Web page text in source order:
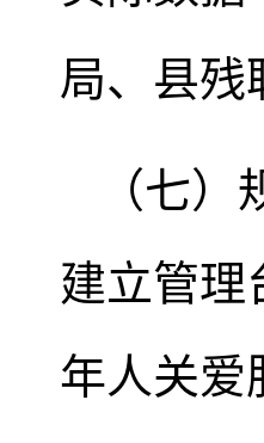
局、县残
（七
建立管理
年人关爱